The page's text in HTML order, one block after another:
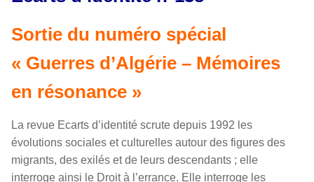
Sortie du numéro spécial
« Guerres d’Algérie – Mémoires
en résonance »
La revue Ecarts d’identité scrute depuis 1992 les
évolutions sociales et culturelles autour des figures des
migrants, des exilés et de leurs descendants ; elle
interroge ainsi le Droit à l’errance. Elle interroge les